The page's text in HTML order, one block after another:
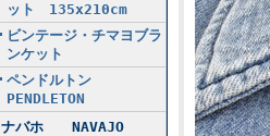
ット 135x210cm
ビンテージ・チマヨブラ
ンケット
ペンドルトン
PENDLETON
ナバホ NAVAJO